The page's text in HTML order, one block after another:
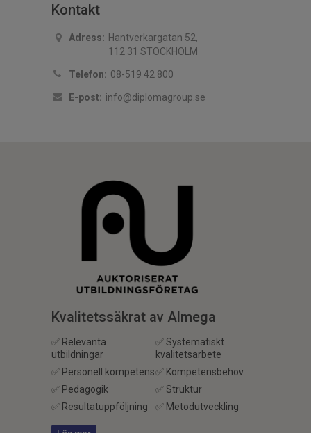
Kontakt
Adress: Hantverkargatan 52,
112 31 STOCKHOLM
Telefon: 08-519 42 800
E-post: info@diplomagroup.se
Kvalitetssäkrat av Almega
✅ Relevanta
utbildningar
✅ Personell kompetens
✅ Pedagogik
✅ Resultatuppföljning
✅ Systematiskt
kvalitetsarbete
✅ Kompetensbehov
✅ Struktur
✅ Metodutveckling